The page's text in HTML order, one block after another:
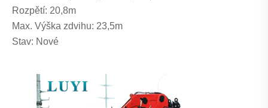
Rozpětí: 20,8m
Max. Výška zdvihu: 23,5m
Stav: Nové